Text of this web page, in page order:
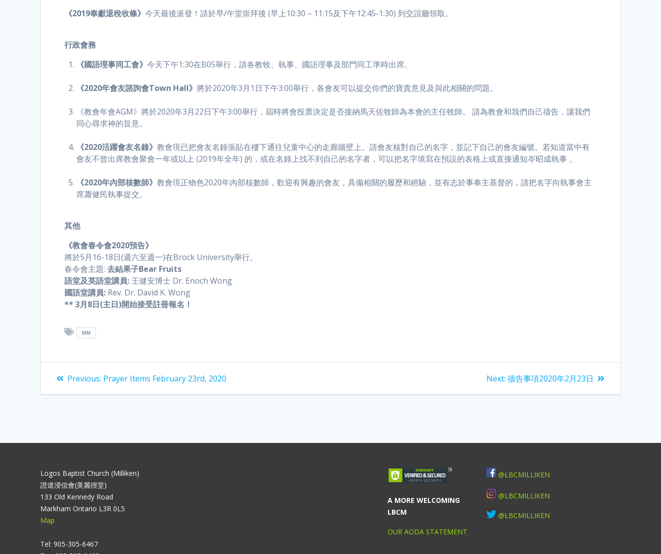
《2019奉獻退稅收條》今天最後派發！請於早/午堂崇拜後 (早上10:30 – 11:15及下午12:45-1:30) 到交誼廳領取。
行政會務
《國語理事同工會》今天下午1:30在B05舉行，請各教牧、執事、國語理事及部門同工準時出席。
《2020年會友諮詢會Town Hall》 將於2020年3月1日下午3:00舉行，各會友可以提交你們的寶貴意見及與此相關的問題。
《教會年會AGM》將於2020年3月22日下午3:00舉行，屆時將會投票決定是否接納馬天佐牧師為本會的主任牧師。 請為教會和我們自己禱告，讓我們
同心尋求神的旨意。
《2020活躍會友名錄》教會現已把會友名錄張貼在樓下通往兒童中心的走廊牆壁上。請會友核對自己的名字，並記下自己的會友編號。若知道當中有
會友不曾出席教會聚會一年或以上 (2019年全年) 的，或在名錄上找不到自己的名字者，可以把名字填寫在預設的表格上或直接通知岑昭成執事 。
《2020年內部核數師》教會現正物色2020年內部核數師，歡迎有興趣的會友，具備相關的履歷和經驗，並有志於事奉主基督的，請把名字向執事會主
席蕭健民執事提交。
其他
《教會春令會2020預告》
將於5月16-18日(週六至週一)在Brock University舉行。
春令會主題:去結果子Bear Fruits
語堂及英語堂講員: 王健安博士 Dr. Enoch Wong
國語堂講員: Rev. Dr. David K. Wong
** 3月8日(主日)開始接受註冊報名！
MM
Previous: Prayer Items February 23rd, 2020 Next: 禱告事項2020年2月23日
Logos Baptist Church (Milliken)
證道浸信會(美麗徑堂)
133 Old Kennedy Road
Markham Ontario L3R 0L5
Map
Tel: 905-305-6467
A MORE WELCOMING
LBCM
OUR AODA STATEMENT
@LBCMILLIKEN
@LBCMILLIKEN
@LBCMILLIKEN